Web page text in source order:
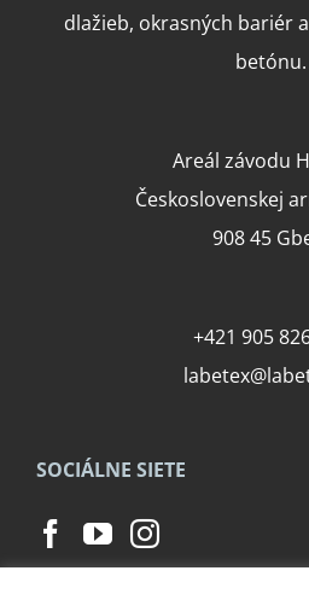
dlažieb, okrasných bariér
betónu.
Areál závodu
Československej
908 45
+421 905
SOCIÁLNE SIETE